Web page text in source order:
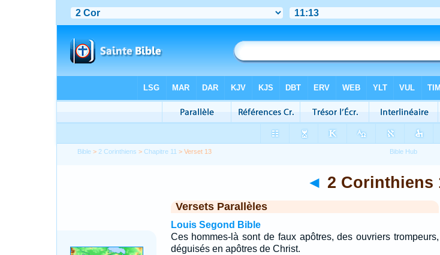
Bible > 2 Corinthiens >Chapitre 11 > Verset 13
◄ 2 Corinthiens
Versets Parallèles
Louis Segond Bible
Ces hommes-là sont de faux apôtres, des ouvriers trompeurs,
déguisés en apôtres de Christ.